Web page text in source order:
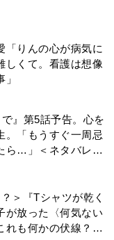
「りんの心が病気に
しくて。看護は想像
で』第5話予告。心を
。「もうすぐ一周忌
ら…」＜ネタバレあ
＞『Tシャツが乾く
が放った〈何気ない
れも何かの伏線？」